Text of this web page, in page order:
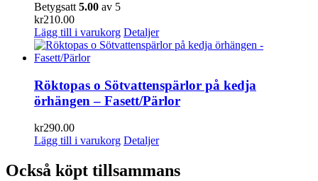
Betygsatt 5.00 av 5
kr210.00
Lägg till i varukorg Detaljer
Röktopas o Sötvattenspärlor på kedja
örhängen – Fasett/Pärlor
kr290.00
Lägg till i varukorg Detaljer
Också köpt tillsammans